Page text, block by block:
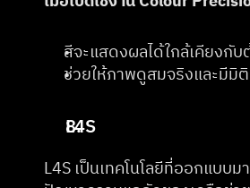
สีจะแสดงผลได้ใกล้เคียงกั
ช่วยให้ภาพดูสมจริงและมีมิ
L4S
L4S เป็นเทคโนโลยีที่ออกแบบ